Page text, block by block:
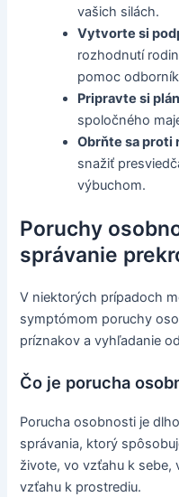
vašich silách.
Vytvorte si
rozhodnutí
pomoc
Pripravte si
spoločného
Obrňte sa proti
snažiť
výbuchom.
Poruchy
správanie
V niektorých prípadoch
symptómom poruchy
príznakov a vyhľadanie
Čo je porucha
Porucha osobnosti je
správania, ktorý
živote, vo vzťahu k sebe,
vzťahu k prostrediu.